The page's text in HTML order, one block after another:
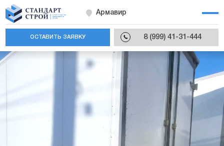
Армавир
8 (999) 41-31-444
ОСТАВИТЬ ЗАЯВКУ